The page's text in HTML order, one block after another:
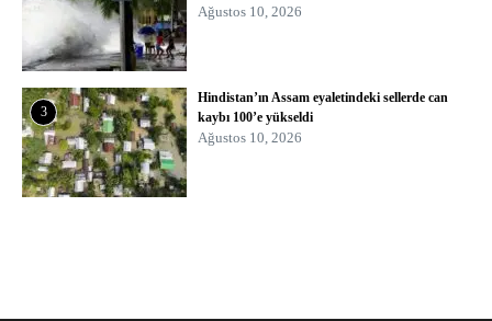
Ağustos 10, 2026
3
Hindistan’ın Assam eyaletindeki sellerde can
kaybı 100’e yükseldi
Ağustos 10, 2026